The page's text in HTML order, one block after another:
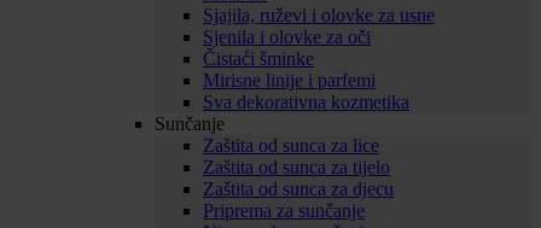
Sjajila, ruževi i olovke za usne
Sjenila i olovke za oči
Čistaći šminke
Mirisne linije i parfemi
Sva dekorativna kozmetika
Sunčanje
Zaštita od sunca za lice
Zaštita od sunca za tijelo
Zaštita od sunca za djecu
Priprema za sunčanje